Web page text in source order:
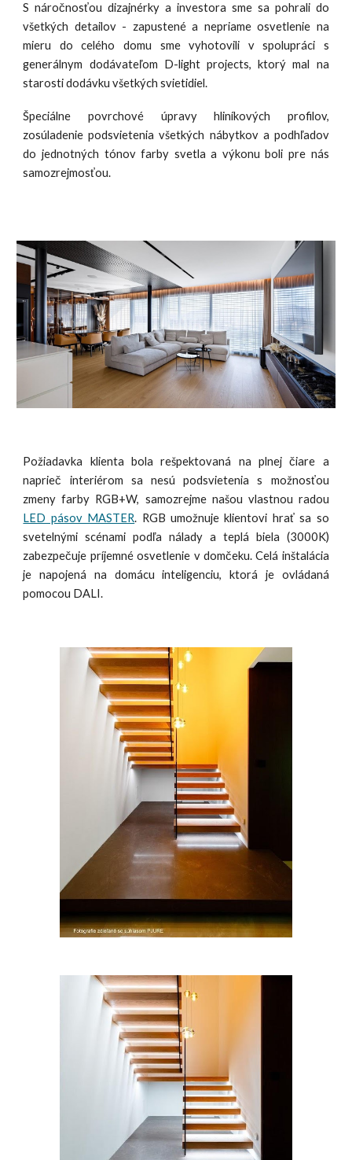
S náročnosťou dizajnérky a investora sme sa pohrali do
všetkých detailov - zapustené a nepriame osvetlenie na
mieru do celého domu sme vyhotovili v spolupráci s
generálnym dodávateľom D-light projects, ktorý mal na
starosti dodávku všetkých svietidiel.
Špeciálne povrchové úpravy hliníkových profilov,
zosúladenie podsvietenia všetkých nábytkov a podhľadov
do jednotných tónov farby svetla a výkonu boli pre nás
samozrejmosťou.
Požiadavka klienta bola rešpektovaná na plnej čiare a
naprieč interiérom sa nesú podsvietenia s možnosťou
zmeny farby RGB+W, samozrejme našou vlastnou radou
LED pásov MASTER. RGB umožnuje klientovi hrať sa so
svetelnými scénami podľa nálady a teplá biela (3000K)
zabezpečuje príjemné osvetlenie v domčeku. Celá inštalácia
je napojená na domácu inteligenciu, ktorá je ovládaná
pomocou DALI.